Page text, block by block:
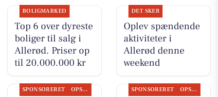
BOLIGMARKED
Top 6 over dyreste
boliger til salg i
Allerød. Priser op
til 20.000.000 kr
DET SKER
Oplev spændende
aktiviteter i
Allerød denne
weekend
SPONSORERET OPSLAGSTAVLEN SPONSORERET OPSLAGSTAVLEN